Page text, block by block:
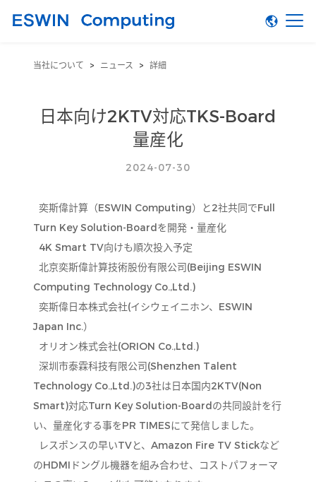
当社について > ニュース > 詳細
日本向け2KTV対応TKS-Board
量産化
2024-07-30
奕斯偉計算（ESWIN Computing）と2社共同でFull
Turn Key Solution-Boardを開発・量産化
4K Smart TV向けも順次投入予定
北京奕斯偉計算技術股份有限公司(Beijing ESWIN
Computing Technology Co.,Ltd.)
奕斯偉日本株式会社(イシウェイニホン、ESWIN
Japan Inc.）
オリオン株式会社(ORION Co.,Ltd.)
深圳市泰霖科技有限公司(Shenzhen Talent
Technology Co.,Ltd.)の3社は日本国内2KTV(Non
Smart)対応Turn Key Solution-Boardの共同設計を行
い、量産化する事をPR TIMESにて発信しました。
レスポンスの早いTVと、Amazon Fire TV Stickなど
のHDMIドングル機器を組み合わせ、コストパフォーマ